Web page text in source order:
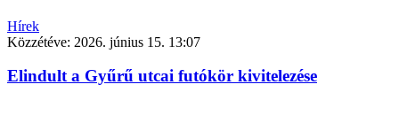
Hírek
Közzétéve: 2026. június 15. 13:07
Elindult a Gyűrű utcai futókör kivitelezése